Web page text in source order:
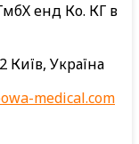
енд Ко. КГ в
Україна
medical.com